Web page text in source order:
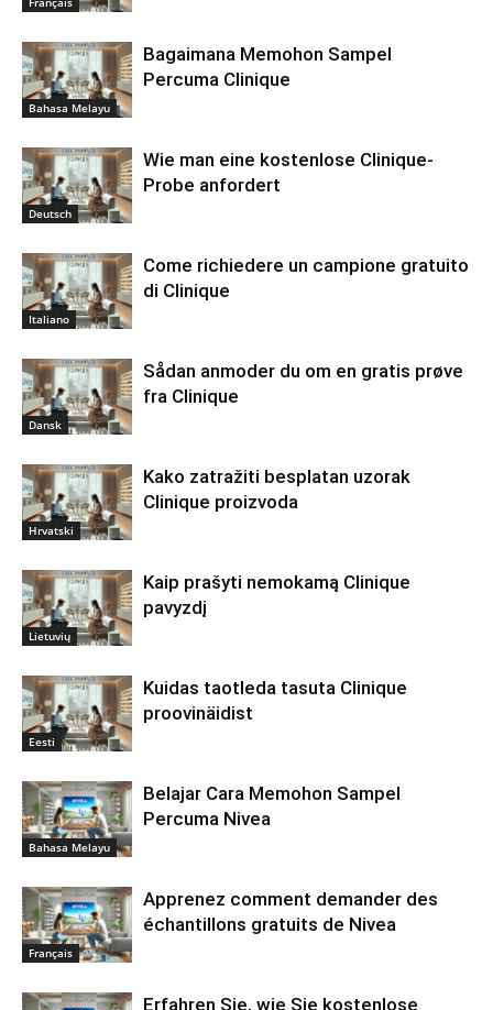
Bahasa Melayu
Bagaimana Memohon Sampel
Percuma Clinique
Deutsch
Wie man eine kostenlose Clinique-
Probe anfordert
Italiano
Come richiedere un campione gratuito
di Clinique
Dansk
Sådan anmoder du om en gratis prøve
fra Clinique
Hrvatski
Kako zatražiti besplatan uzorak
Clinique proizvoda
Lietuvių
Kaip prašyti nemokamą Clinique
pavyzdį
Eesti
Kuidas taotleda tasuta Clinique
proovinäidist
Bahasa Melayu
Belajar Cara Memohon Sampel
Percuma Nivea
Français
Apprenez comment demander des
échantillons gratuits de Nivea
Erfahren Sie, wie Sie kostenlose